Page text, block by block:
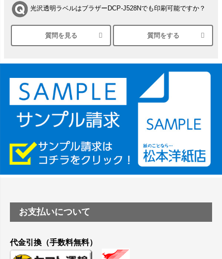
光沢透明ラベルはブラザーDCP-J528Nでも印刷可能ですか？
シルバーペーパーにEPSON EP-30VAで印刷するときの設定
は？
ーSC-P8050に対応してますか
塩ビのロール紙で離型紙が透明の商品はありますか
つや消し半透明ラベルのロールタイプはありますか？
縦420mm×横650mmの包装紙に適した紙はありますか？
質問を見る 質問をする
お支払いについて
代金引換（手数料無料）